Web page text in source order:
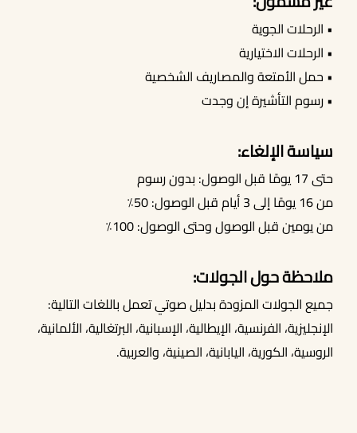
• الرحلات الجوية
• الرحلات الاختيارية
• حمل الأمتعة والمصاريف الشخصية
• رسوم التأشيرة إن وجدت
سياسة الإلغاء:
حتى 17 يومًا قبل الوصول: بدون رسوم
من 16 يومًا إلى 3 أيام قبل الوصول: 50٪
من يومين قبل الوصول وحتى الوصول: 100٪
ملاحظة حول الجولات:
جميع الجولات المزودة بدليل صوتي تعمل باللغات التالية:
الإنجليزية، الفرنسية، الإيطالية، الإسبانية، البرتغالية، الألمانية،
الروسية، الكورية، اليابانية، الصينية، والعربية.